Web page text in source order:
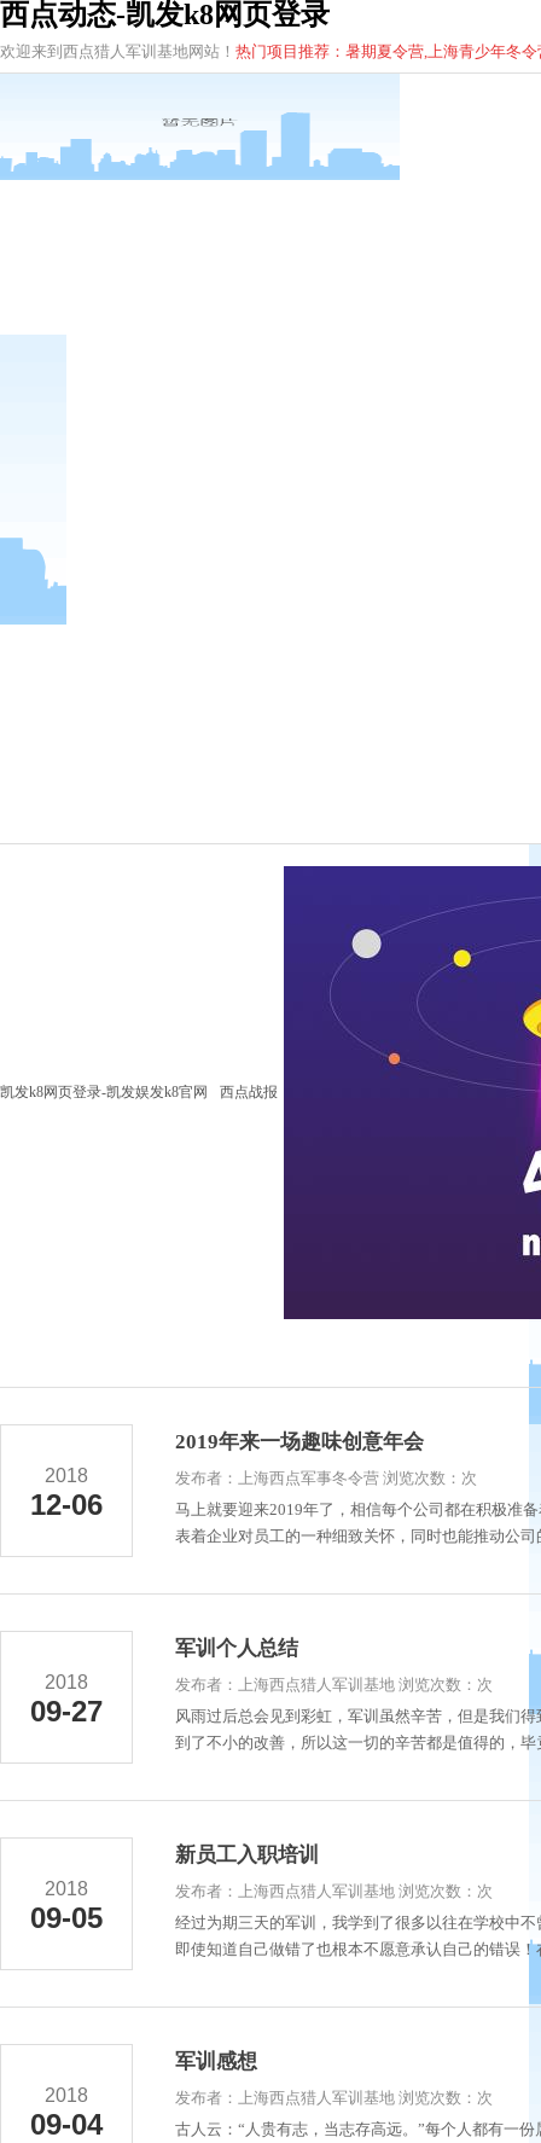
西点动态-凯发k8网页登录
欢迎来到西点猎人军训基地网站！ 热门项目推荐：暑期夏令营,上海青少年冬令
凯发k8网页登录-凯发娱发k8官网 西点战报
2018
12-06
2019年来一场趣味创意年会
发布者：上海西点军事冬令营 浏览次数：次
马上就要迎来2019年了，相信每个公司都在积极准
表着企业对员工的一种细致关怀，同时也能推动公
2018
09-27
军训个人总结
发布者：上海西点猎人军训基地 浏览次数：次
风雨过后总会见到彩虹，军训虽然辛苦，但是我们
到了不小的改善，所以这一切的辛苦都是值得的，
2018
09-05
新员工入职培训
发布者：上海西点猎人军训基地 浏览次数：次
经过为期三天的军训，我学到了很多以往在学校中
即使知道自己做错了也根本不愿意承认自己的错误
2018
09-04
军训感想
发布者：上海西点猎人军训基地 浏览次数：次
古人云：“人贵有志，当志存高远。”每个人都有一